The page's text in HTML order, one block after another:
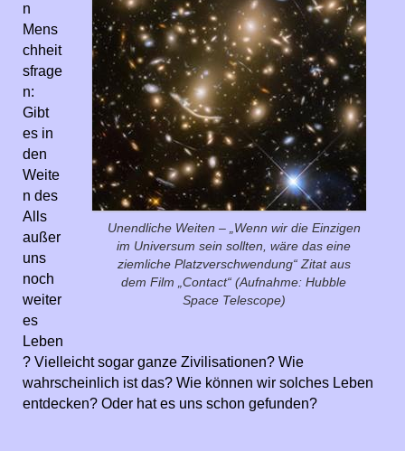
Unendliche Weiten – „Wenn wir die Einzigen
im Universum sein sollten, wäre das eine
ziemliche Platzverschwendung“ Zitat aus
dem Film „Contact“ (Aufnahme: Hubble
Space Telescope)
n
Mens
chheit
sfrage
n:
Gibt
es in
den
Weite
n des
Alls
außer
uns
noch
weiter
es
Leben
? Vielleicht sogar ganze Zivilisationen? Wie
wahrscheinlich ist das? Wie können wir solches Leben
entdecken? Oder hat es uns schon gefunden?